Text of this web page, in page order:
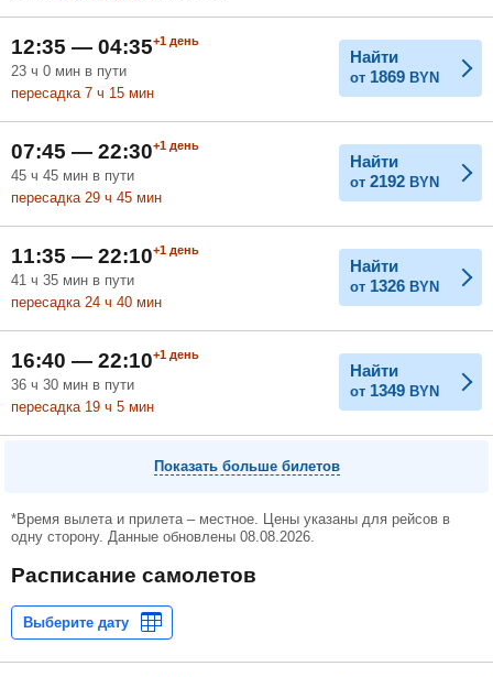
12:35 — 04:35+1 день
23 ч 0 мин в пути
пересадка 7 ч 15 мин
Найти
от 1869 BYN
07:45 — 22:30+1 день
45 ч 45 мин в пути
пересадка 29 ч 45 мин
Найти
от 2192 BYN
11:35 — 22:10+1 день
41 ч 35 мин в пути
пересадка 24 ч 40 мин
Найти
от 1326 BYN
16:40 — 22:10+1 день
36 ч 30 мин в пути
пересадка 19 ч 5 мин
Найти
от 1349 BYN
Показать больше билетов
*Время вылета и прилета – местное. Цены указаны для рейсов в
одну сторону. Данные обновлены 08.08.2026.
Расписание самолетов